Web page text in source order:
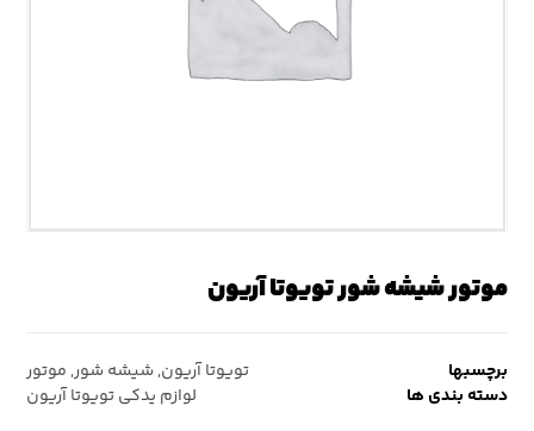
موتور شیشه شور تویوتا آریون
برچسبها تویوتا آریون,شیشه شور, موتور
دسته بندی ها
لوازم یدکی تویوتا آریون